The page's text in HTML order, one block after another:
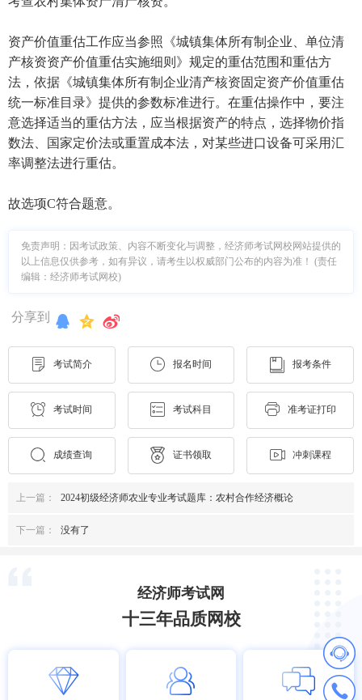
资产价值重估工作应当参照《城镇集体所有制企业、单位清
产核资资产价值重估实施细则》规定的重估范围和重估方
法，依据《城镇集体所有制企业清产核资固定资产价值重估
统一标准目录》提供的参数标准进行。在重估操作中，要注
意选择适当的重估方法，应当根据资产的特点，选择物价指
数法、国家定价法或重置成本法，对某些进口设备可采用汇
率调整法进行重估。
故选项C符合题意。
免责声明：因考试政策、内容不断变化与调整，经济师考试网校网站提供的
以上信息仅供参考，如有异议，请考生以权威部门公布的内容为准！ (责任
编辑：经济师考试网校)
分享到
考试简介 报名时间 报考条件
考试时间 考试科目 准考证打印
成绩查询 证书领取 冲刺课程
上一篇： 2024初级经济师农业专业考试题库：农村合作经济概论
下一篇： 没有了
经济师考试网
十三年品质网校